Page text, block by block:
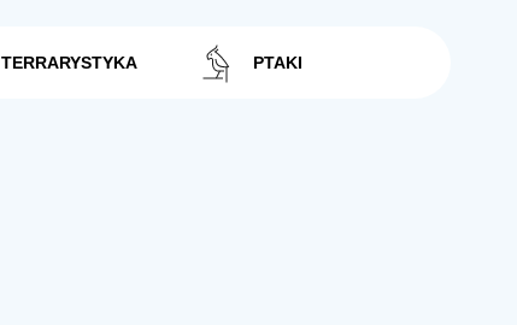
TERRARYSTYKA PTAKI